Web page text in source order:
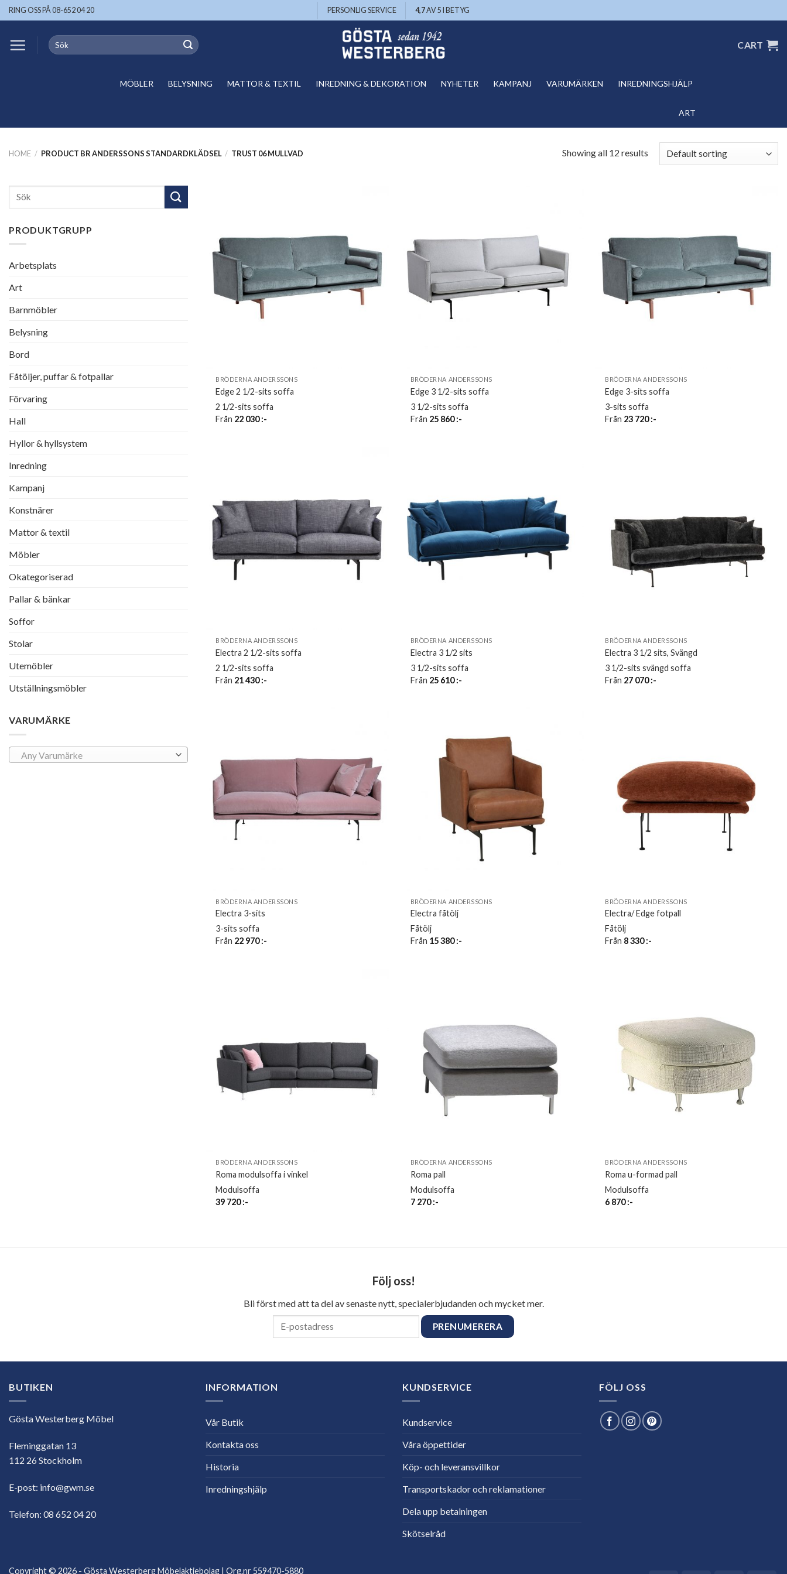
Skip
to
RING OSS PÅ 08-652 04 20 PERSONLIG SERVICE 4,7AV 5 I BETYG
Search
for:
CART
MÖBLER BELYSNING MATTOR & TEXTIL INREDNING & DEKORATION NYHETER KAMPANJ VARUMÄRKEN INREDNINGSHJÄLP
ART
HOME / PRODUCT BR ANDERSSONS STANDARDKLÄDSEL / TRUST 06 MULLVAD Showing all 12 results
Search
PRODUKTGRUPP
Arbetsplats
Art
Barnmöbler
Belysning
Bord
Fåtöljer, puffar & fotpallar
Förvaring
Hall
Hyllor & hyllsystem
Inredning
Kampanj
Konstnärer
Mattor & textil
Möbler
Okategoriserad
Pallar & bänkar
Soffor
Stolar
Utemöbler
Utställningsmöbler
VARUMÄRKE
Any Varumärke
BRÖDERNA ANDERSSONS
Edge 2 1/2-sits soffa
2 1/2-sits soffa
Från 22 030:-
BRÖDERNA ANDERSSONS
Edge 3 1/2-sits soffa
3 1/2-sits soffa
Från 25 860:-
BRÖDERNA ANDERSSONS
Edge 3-sits soffa
3-sits soffa
Från 23 720:-
BRÖDERNA ANDERSSONS
Electra 2 1/2-sits soffa
2 1/2-sits soffa
Från 21 430:-
BRÖDERNA ANDERSSONS
Electra 3 1/2 sits
3 1/2-sits soffa
Från 25 610:-
BRÖDERNA ANDERSSONS
Electra 3 1/2 sits, Svängd
3 1/2-sits svängd soffa
Från 27 070:-
BRÖDERNA ANDERSSONS
Electra 3-sits
3-sits soffa
Från 22 970:-
BRÖDERNA ANDERSSONS
Electra fåtölj
Fåtölj
Från 15 380:-
BRÖDERNA ANDERSSONS
Electra/ Edge fotpall
Fåtölj
Från 8 330:-
BRÖDERNA ANDERSSONS
Roma modulsoffa i vinkel
Modulsoffa
39 720:-
BRÖDERNA ANDERSSONS
Roma pall
Modulsoffa
7 270:-
BRÖDERNA ANDERSSONS
Roma u-formad pall
Modulsoffa
6 870:-
Följ oss!
Bli först med att ta del av senaste nytt, specialerbjudanden och mycket mer.
BUTIKEN
Gösta Westerberg Möbel
Fleminggatan 13
112 26 Stockholm
E-post: info@gwm.se
Telefon: 08 652 04 20
INFORMATION
Vår Butik
Kontakta oss
Historia
Inredningshjälp
KUNDSERVICE
Kundservice
Våra öppettider
Köp- och leveransvillkor
Transportskador och reklamationer
Dela upp betalningen
Skötselråd
FÖLJ OSS
Copyright © 2026 - Gösta Westerberg Möbelaktiebolag | Org.nr 559470-5880